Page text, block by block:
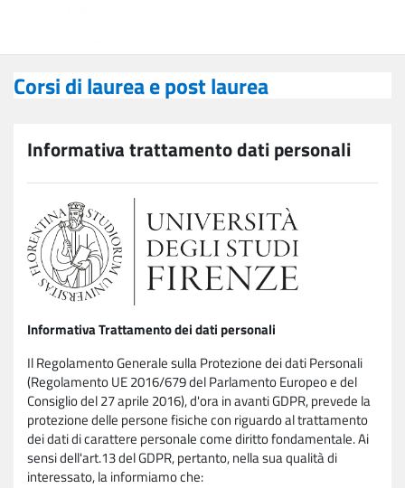
Corsi di laurea e post laurea
Informativa trattamento dati personali
Informativa Trattamento dei dati personali
Il Regolamento Generale sulla Protezione dei dati Personali
(Regolamento UE 2016/679 del Parlamento Europeo e del
Consiglio del 27 aprile 2016), d'ora in avanti GDPR, prevede la
protezione delle persone fisiche con riguardo al trattamento
dei dati di carattere personale come diritto fondamentale. Ai
sensi dell'art.13 del GDPR, pertanto, nella sua qualità di
interessato, la informiamo che: